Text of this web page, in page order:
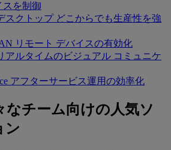
スを制御
スクトップ どこからでも生産性を強
リモート デバイスの有効化
アルタイムのビジュアル コミュニケ
アフターサービス運用の効率化
なチーム向けの人気ソ
ン